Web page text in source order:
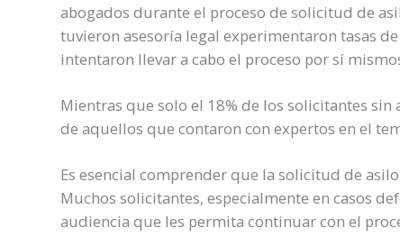
abogados durante el proceso de solicitud de
tuvieron asesoría legal experimentaron tasas
intentaron llevar a cabo el proceso por sí
Mientras que solo el 18% de los solicitantes
de aquellos que contaron con expertos en el
Es esencial comprender que la solicitud de
Muchos solicitantes, especialmente en casos
audiencia que les permita continuar con el